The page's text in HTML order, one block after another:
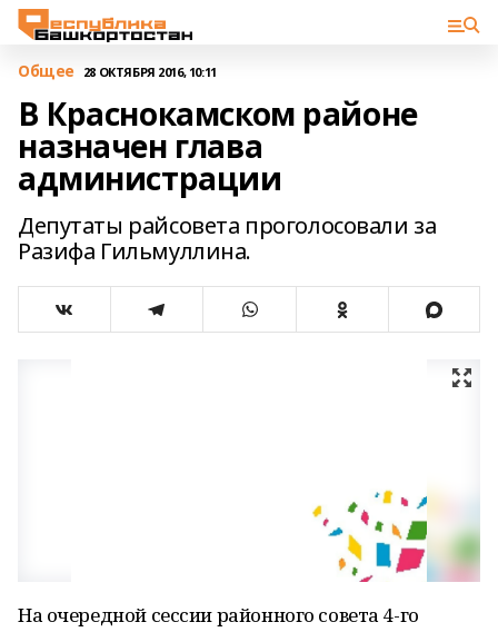
Общее 28 ОКТЯБРЯ 2016, 10:11
В Краснокамском районе
назначен глава
администрации
Депутаты райсовета проголосовали за
Разифа Гильмуллина.
На очередной сессии районного совета 4-го